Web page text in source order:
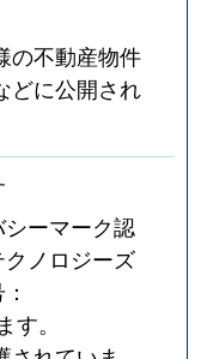
の不動産物件
どに公開され
ーマーク認
ノロジーズ
。